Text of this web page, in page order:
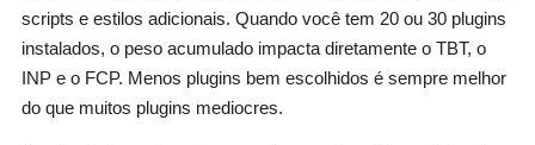
scripts e estilos adicionais. Quando você tem 20 ou 30 plugins
instalados, o peso acumulado impacta diretamente o TBT, o
INP e o FCP. Menos plugins bem escolhidos é sempre melhor
do que muitos plugins mediocres.